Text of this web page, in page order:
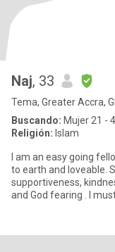
Naj, 33
Tema, Greater Accra,
Buscando: Mujer 21 -
Religión: Islam
I am an easy going
to earth and loveable.
supportiveness,
and God fearing . I